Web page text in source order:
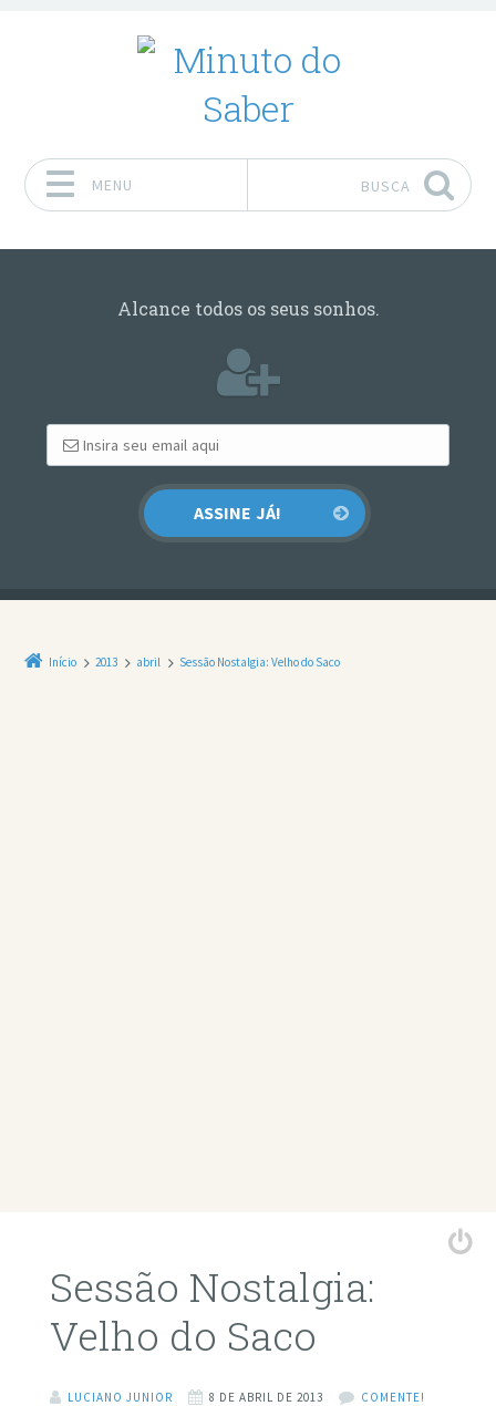
MENU BUSCA
Alcance todos os seus sonhos.
Início 2013 abril Sessão Nostalgia: Velho do Saco
Sessão Nostalgia:
Velho do Saco
LUCIANO JUNIOR 8 DE ABRIL DE 2013
COMENTE!